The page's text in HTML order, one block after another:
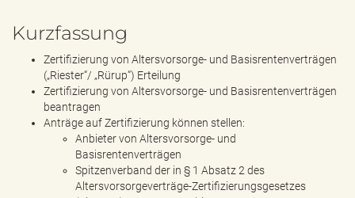
Kurzfassung
Zertifizierung von Altersvorsorge- und Basisrentenverträgen
(„Riester“/ „Rürup“) Erteilung
Zertifizierung von Altersvorsorge- und Basisrentenverträgen
beantragen
Anträge auf Zertifizierung können stellen:
Anbieter von Altersvorsorge- und
Basisrentenverträgen
Spitzenverband der in § 1 Absatz 2 des
Altersvorsorgeverträge-Zertifizierungsgesetzes